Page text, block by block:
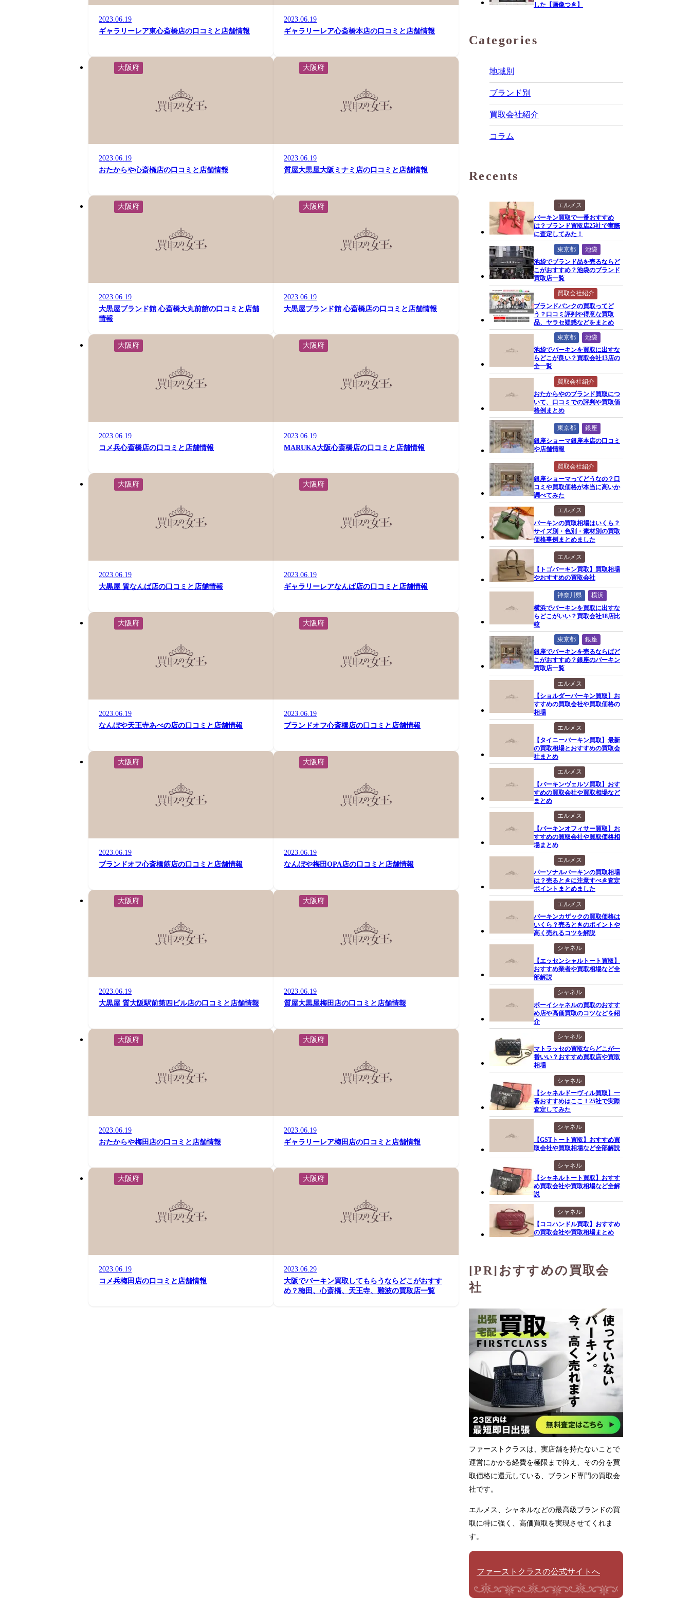
2023.06.19
ギャラリーレア東心斎橋店の口コミと店舗情報
2023.06.19
ギャラリーレア心斎橋本店の口コミと店舗情報
大阪府
2023.06.19
おたからや心斎橋店の口コミと店舗情報
大阪府
2023.06.19
質屋大黒屋大阪ミナミ店の口コミと店舗情報
大阪府
2023.06.19
大黒屋ブランド館 心斎橋大丸前館の口コミと店舗
情報
大阪府
2023.06.19
大黒屋ブランド館 心斎橋店の口コミと店舗情報
大阪府
2023.06.19
コメ兵心斎橋店の口コミと店舗情報
大阪府
2023.06.19
MARUKA大阪心斎橋店の口コミと店舗情報
大阪府
2023.06.19
大黒屋 質なんば店の口コミと店舗情報
大阪府
2023.06.19
ギャラリーレアなんば店の口コミと店舗情報
大阪府
2023.06.19
なんぼや天王寺あべの店の口コミと店舗情報
大阪府
2023.06.19
ブランドオフ心斎橋店の口コミと店舗情報
大阪府
2023.06.19
ブランドオフ心斎橋筋店の口コミと店舗情報
大阪府
2023.06.19
なんぼや梅田OPA店の口コミと店舗情報
大阪府
2023.06.19
大黒屋 質大阪駅前第四ビル店の口コミと店舗情報
大阪府
2023.06.19
質屋大黒屋梅田店の口コミと店舗情報
大阪府
2023.06.19
おたからや梅田店の口コミと店舗情報
大阪府
2023.06.19
ギャラリーレア梅田店の口コミと店舗情報
大阪府
2023.06.19
コメ兵梅田店の口コミと店舗情報
大阪府
2023.06.29
大阪でバーキン買取してもらうならどこがおすす
め？梅田、心斎橋、天王寺、難波の買取店一覧
した【画像つき】
Categories
地域別
ブランド別
買取会社紹介
コラム
Recents
エルメス
バーキン買取で一番おすすめ
は？ブランド買取店25社で実際
に査定してみた！
東京都
池袋
池袋でブランド品を売るならど
こがおすすめ？池袋のブランド
買取店一覧
買取会社紹介
ブランドバンクの買取ってど
う？口コミ評判や得意な買取
品、ヤラセ疑惑などをまとめ
東京都
池袋
池袋でバーキンを買取に出すな
らどこが良い？買取会社13店の
全一覧
買取会社紹介
おたからやのブランド買取につ
いて、口コミでの評判や買取価
格例まとめ
東京都
銀座
銀座ショーマ銀座本店の口コミ
や店舗情報
買取会社紹介
銀座ショーマってどうなの？口
コミや買取価格が本当に高いか
調べてみた
エルメス
バーキンの買取相場はいくら？
サイズ別・色別・素材別の買取
価格事例まとめました
エルメス
【トゴバーキン買取】買取相場
やおすすめの買取会社
神奈川県
横浜
横浜でバーキンを買取に出すな
らどこがいい？買取会社18店比
較
東京都
銀座
銀座でバーキンを売るならばど
こがおすすめ？銀座のバーキン
買取店一覧
エルメス
【ショルダーバーキン買取】お
すすめの買取会社や買取価格の
相場
エルメス
【タイニーバーキン買取】最新
の買取相場とおすすめの買取会
社まとめ
エルメス
【バーキンヴェルソ買取】おす
すめの買取会社や買取相場など
まとめ
エルメス
【バーキンオフィサー買取】お
すすめの買取会社や買取価格相
場まとめ
エルメス
パーソナルバーキンの買取相場
は？売るときに注意すべき査定
ポイントまとめました
エルメス
バーキンカザックの買取価格は
いくら？売るときのポイントや
高く売れるコツを解説
シャネル
【エッセンシャルトート買取】
おすすめ業者や買取相場など全
部解説
シャネル
ボーイシャネルの買取のおすす
め店や高価買取のコツなどを紹
介
シャネル
マトラッセの買取ならどこが一
番いい？おすすめ買取店や買取
相場
シャネル
【シャネルドーヴィル買取】一
番おすすめはここ！25社で実際
査定してみた
シャネル
【GSTトート買取】おすすめ買
取会社や買取相場など全部解説
シャネル
【シャネルトート買取】おすす
め買取会社や買取相場など全解
説
シャネル
【ココハンドル買取】おすすめ
の買取会社や買取相場まとめ
[PR]おすすめの買取会
社
ファーストクラスは、実店舗を持たないことで
運営にかかる経費を極限まで抑え、その分を買
取価格に還元している、ブランド専門の買取会
社です。
エルメス、シャネルなどの最高級ブランドの買
取に特に強く、高価買取を実現させてくれま
す。
ファーストクラスの公式サイトへ